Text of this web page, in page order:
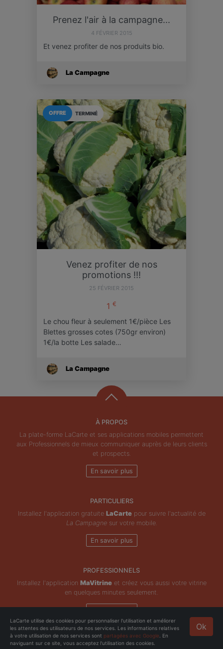
Prenez l'air à la campagne...
4 FÉVRIER 2015
Et venez profiter de nos produits bio.
La Campagne
TERMINÉ
OFFRE
Venez profiter de nos
promotions !!!
25 FÉVRIER 2015
1 €
Le chou fleur à seulement 1€/pièce Les
Blettes grosses cotes (750gr environ)
1€/la botte Les salade…
La Campagne
À PROPOS
La plate-forme LaCarte et ses applications mobiles permettent
aux Professionnels de mieux communiquer auprès de leurs clients
et prospects.
En savoir plus
PARTICULIERS
Installez l'application gratuite LaCartepour suivre l'actualité de
La Campagnesur votre mobile.
En savoir plus
PROFESSIONNELS
Installez l'application MaVitrineet créez vous aussi votre vitrine
en quelques minutes seulement.
En savoir plus
Copyright © ZeMAP 2026 - Tous droits réservés. Ok
LaCarte utilise des cookies pour personnaliser l'utilisation et améliorer
les attentes des utilisateurs de nos services. Les informations relatives
à votre utilisation de nos services sont partagées avec Google . En
naviguant sur ce site, vous acceptez l'utilisation des cookies.